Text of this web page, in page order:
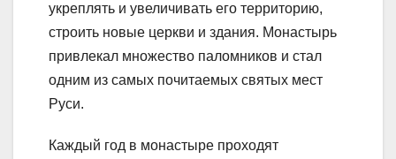
укреплять и увеличивать его территорию,
строить новые церкви и здания. Монастырь
привлекал множество паломников и стал
одним из самых почитаемых святых мест
Руси.
Каждый год в монастыре проходят